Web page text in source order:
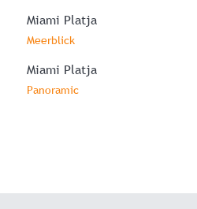
Miami Platja
Meerblick
Miami Platja
Panoramic